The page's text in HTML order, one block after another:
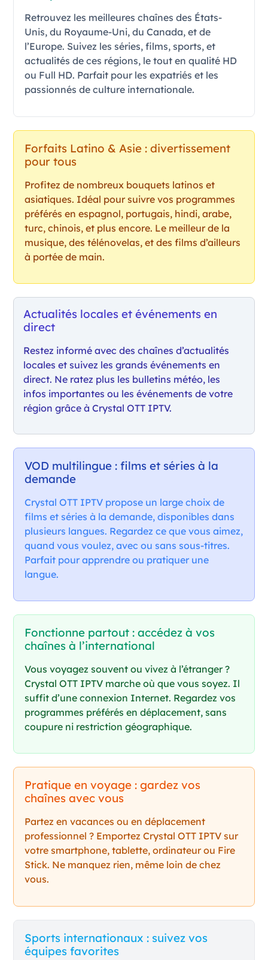
Retrouvez les meilleures chaînes des États-
Unis, du Royaume-Uni, du Canada, et de
l’Europe. Suivez les séries, films, sports, et
actualités de ces régions, le tout en qualité HD
ou Full HD. Parfait pour les expatriés et les
passionnés de culture internationale.
Forfaits Latino & Asie : divertissement
pour tous
Profitez de nombreux bouquets latinos et
asiatiques. Idéal pour suivre vos programmes
préférés en espagnol, portugais, hindi, arabe,
turc, chinois, et plus encore. Le meilleur de la
musique, des télénovelas, et des films d’ailleurs
à portée de main.
Actualités locales et événements en
direct
Restez informé avec des chaînes d’actualités
locales et suivez les grands événements en
direct. Ne ratez plus les bulletins météo, les
infos importantes ou les événements de votre
région grâce à Crystal OTT IPTV.
VOD multilingue : films et séries à la
demande
Crystal OTT IPTV propose un large choix de
films et séries à la demande, disponibles dans
plusieurs langues. Regardez ce que vous aimez,
quand vous voulez, avec ou sans sous-titres.
Parfait pour apprendre ou pratiquer une
langue.
Fonctionne partout : accédez à vos
chaînes à l’international
Vous voyagez souvent ou vivez à l’étranger ?
Crystal OTT IPTV marche où que vous soyez. Il
suffit d’une connexion Internet. Regardez vos
programmes préférés en déplacement, sans
coupure ni restriction géographique.
Pratique en voyage : gardez vos
chaînes avec vous
Partez en vacances ou en déplacement
professionnel ? Emportez Crystal OTT IPTV sur
votre smartphone, tablette, ordinateur ou Fire
Stick. Ne manquez rien, même loin de chez
vous.
Sports internationaux : suivez vos
équipes favorites